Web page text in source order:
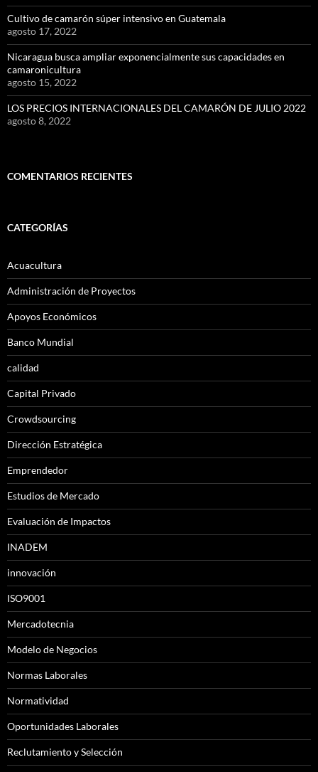
Cultivo de camarón súper intensivo en Guatemala
agosto 17, 2022
Nicaragua busca ampliar exponencialmente sus capacidades en
camaronicultura
agosto 15, 2022
LOS PRECIOS INTERNACIONALES DEL CAMARÓN DE JULIO 2022
agosto 8, 2022
COMENTARIOS RECIENTES
CATEGORÍAS
Acuacultura
Administración de Proyectos
Apoyos Económicos
Banco Mundial
calidad
Capital Privado
Crowdsourcing
Dirección Estratégica
Emprendedor
Estudios de Mercado
Evaluación de Impactos
INADEM
innovación
ISO9001
Mercadotecnia
Modelo de Negocios
Normas Laborales
Normatividad
Oportunidades Laborales
Reclutamiento y Selección